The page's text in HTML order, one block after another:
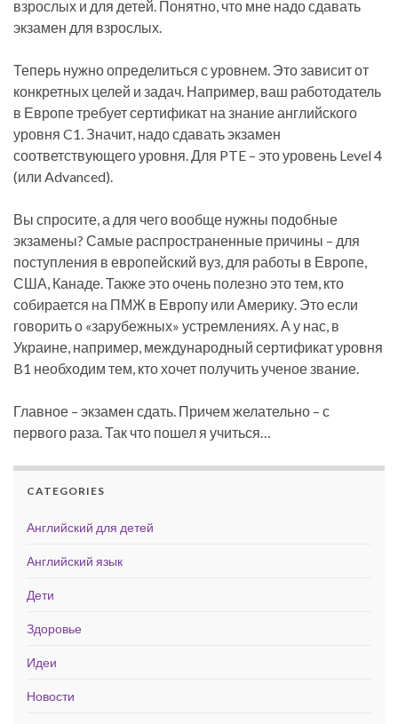
взрослых и для детей. Понятно, что мне надо сдавать
экзамен для взрослых.
Теперь нужно определиться с уровнем. Это зависит от
конкретных целей и задач. Например, ваш работодатель
в Европе требует сертификат на знание английского
уровня C1. Значит, надо сдавать экзамен
соответствующего уровня. Для PTE – это уровень Level 4
(или Advanced).
Вы спросите, а для чего вообще нужны подобные
экзамены? Самые распространенные причины – для
поступления в европейский вуз, для работы в Европе,
США, Канаде. Также это очень полезно это тем, кто
собирается на ПМЖ в Европу или Америку. Это если
говорить о «зарубежных» устремлениях. А у нас, в
Украине, например, международный сертификат уровня
B1 необходим тем, кто хочет получить ученое звание.
Главное – экзамен сдать. Причем желательно – с
первого раза. Так что пошел я учиться…
CATEGORIES
Английский для детей
Английский язык
Дети
Здоровье
Идеи
Новости